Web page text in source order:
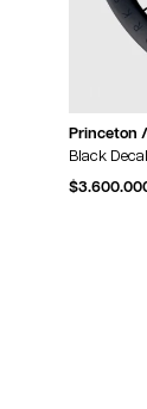
Princeton /
Black
$